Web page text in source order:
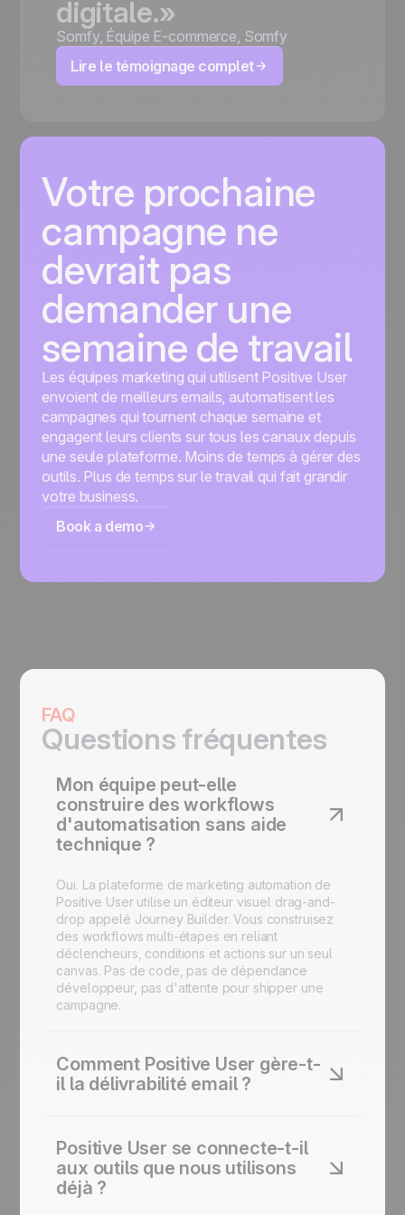
digitale.»
Somfy, Équipe E-commerce, Somfy
Lire le témoignage complet
Votre prochaine
campagne ne
devrait pas
demander une
semaine de travail
Les équipes marketing qui utilisent Positive User
envoient de meilleurs emails, automatisent les
campagnes qui tournent chaque semaine et
engagent leurs clients sur tous les canaux depuis
une seule plateforme. Moins de temps à gérer des
outils. Plus de temps sur le travail qui fait grandir
votre business.
Book a demo
FAQ
Questions fréquentes
Mon équipe peut-elle
construire des workflows
d'automatisation sans aide
technique ?
Oui. La plateforme de marketing automation de
Positive User utilise un éditeur visuel drag-and-
drop appelé Journey Builder. Vous construisez
des workflows multi-étapes en reliant
déclencheurs, conditions et actions sur un seul
canvas. Pas de code, pas de dépendance
développeur, pas d'attente pour shipper une
campagne.
Comment Positive User gère-t-
il la délivrabilité email ?
Positive User gère l'hygiène des listes, la gestion
du consentement et les bonnes pratiques
d'envoi pour aider vos emails à atteindre la boîte
de réception plutôt que le spam.
Positive User se connecte-t-il
aux outils que nous utilisons
déjà ?